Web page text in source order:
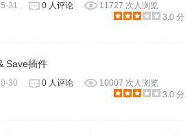
31 0 人评论
11727 次人浏览
3.0 分
Save插件
30 0 人评论
10007 次人浏览
3.0 分